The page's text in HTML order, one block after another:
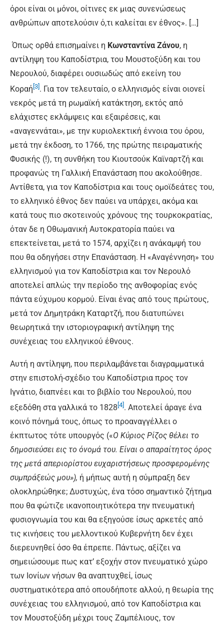
όροι είναι οι μόνοι, οίτινες εκ μιας συνενώσεως
ανθρώπων αποτελούσιν ό,τι καλείται εν έθνος». […]
Όπως ορθά επισημαίνει η Κωνσταντίνα Ζάνου, η
αντίληψη του Καποδίστρια, του Μουστοξύδη και του
Νερουλού, διαφέρει ουσιωδώς από εκείνη του
Κοραή [3]. Για τον τελευταίο, ο ελληνισμός είναι οιονεί
νεκρός μετά τη ρωμαϊκή κατάκτηση, εκτός από
ελάχιστες εκλάμψεις και εξαιρέσεις, και
«αναγεννάται», με την κυριολεκτική έννοια του όρου,
μετά την έκδοση, το 1766, της πρώτης πειραματικής
Φυσικής (!), τη συνθήκη του Κιουτσούκ Καϊναρτζή και
προφανώς τη Γαλλική Επανάσταση που ακολούθησε.
Αντίθετα, για τον Καποδίστρια και τους ομοϊδεάτες του,
το ελληνικό έθνος δεν παύει να υπάρχει, ακόμα και
κατά τους πιο σκοτεινούς χρόνους της τουρκοκρατίας,
όταν δε η Οθωμανική Αυτοκρατορία παύει να
επεκτείνεται, μετά το 1574, αρχίζει η ανάκαμψή του
που θα οδηγήσει στην Επανάσταση. Η «Αναγέννηση» του
ελληνισμού για τον Καποδίστρια και τον Νερουλό
αποτελεί απλώς την περίοδο της ανθοφορίας ενός
πάντα εύχυμου κορμού. Είναι ένας από τους πρώτους,
μετά τον Δημητράκη Καταρτζή, που διατυπώνει
θεωρητικά την ιστοριογραφική αντίληψη της
συνέχειας του ελληνικού έθνους.
Αυτή η αντίληψη, που περιλαμβάνεται διαγραμματικά
στην επιστολή-σχέδιο του Καποδίστρια προς τον
Ιγνάτιο, διαπνέει και το βιβλίο του Νερουλού, που
εξεδόθη στα γαλλικά το 1828 [4] . Αποτελεί άραγε ένα
κοινό πόνημά τους, όπως το προαναγγέλλει ο
έκπτωτος τότε υπουργός («Ο Κύριος Ρίζος θέλει το
δημοσιεύσει εις το όνομά του. Είναι ο απαραίτητος όρος
της μετά απεριορίστου ευχαριστήσεως προσφερομένης
συμπράξεώς μου»), ή μήπως αυτή η σύμπραξη δεν
ολοκληρώθηκε; Δυστυχώς, ένα τόσο σημαντικό ζήτημα
που θα φώτιζε ικανοποιητικότερα την πνευματική
φυσιογνωμία του και θα εξηγούσε ίσως αρκετές από
τις κινήσεις του μελλοντικού Κυβερνήτη δεν έχει
διερευνηθεί όσο θα έπρεπε. Πάντως, αξίζει να
σημειώσουμε πως κατ’ εξοχήν στον πνευματικό χώρο
των Ιονίων νήσων θα αναπτυχθεί, ίσως
συστηματικότερα από οπουδήποτε αλλού, η θεωρία της
συνέχειας του ελληνισμού, από τον Καποδίστρια και
τον Μουστοξύδη μέχρι τους Ζαμπέλιους, τον